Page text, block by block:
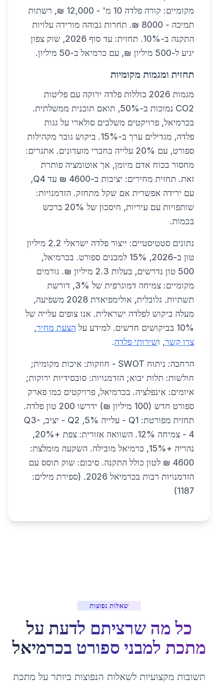
מקומיים: קורה פלדה 10 מ' - 12,000 ₪, רשתות
תמיכה - 8000 ₪. תחרות גבוהה מורידה עלויות
התקנה ב-10%. תחזית: עד סוף 2026, שוק צפון
יגיע ל-500 מיליון ₪, עם כרמיאל ב-50 מיליון.
תחזית ומגמות מקומיות
מגמות 2026 כוללות פלדה ירוקה עם פליטות
CO2 נמוכות ב-50%, תואם תוכנית ממשלתית.
בכרמיאל, פרויקטים משלבים סולארי על גגות
פלדה, מגדילים ערך ב-15%. ביקוש גובר מקהילות
ספורט, עם 20% עלייה בחברי מועדונים. אתגרים:
מחסור בכוח אדם מיומן, אך אוטומציה פותרת
זאת. תחזית מחירים: יציבות ב-4600 ₪ עד Q4,
עם ירידה אפשרית אם שקל מתחזק. הזדמנויות:
שותפויות עם עיריות, חיסכון של 20% ברכש
בכמות.
נתונים סטטיסטיים: ייצור פלדה ישראלי 2.2 מיליון
טון ב-2026, 15% למבנים ספורט. בכרמיאל,
500 טון נדרשים, בעלות 2.3 מיליון ₪. גורמים
מקומיים: צמיחה דמוגרפית של 3%, דורשת
תשתיות. גלובלית, אולימפיאדת 2028 משפיעה,
מעלה ביקוש לפלדה ישראלית. אנו צופים עלייה של
10% בביקושים חדשים. למידע על
הצעת מחיר,
צרו קשר, ושירותי פלדה.
הרחבה: ניתוח SWOT - חוזקות: איכות מקומית;
חולשות: תלות יבוא; הזדמנויות: סובסידיות ירוקות;
איומים: אינפלציה. בכרמיאל, פרויקטים כמו פארק
ספורט חדש (100 מיליון ₪) ידרשו 200 טון פלדה.
תחזית מפורטת: Q1 - עלייה 5%, Q2 - יציב, Q3-
4 - צמיחה 12%. השוואה אזורית: צפת +20%,
נהריה +15%, כרמיאל מובילה. השקעה מומלצת:
4600 ₪ לטון כולל התקנה. סיכום: שוק תוסס עם
הזדמנויות רבות בכרמיאל 2026. (ספירת מילים:
1187)
שאלות נפוצות
כל מה שרציתם לדעת על
מתכת למבני ספורט בכרמיאל
תשובות מקצועיות לשאלות הנפוצות ביותר על מתכת